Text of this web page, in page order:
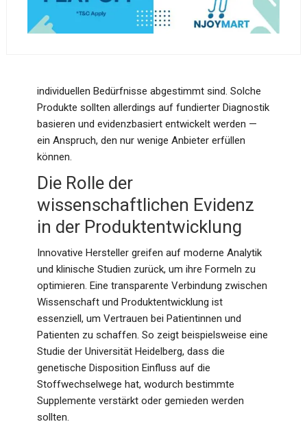
von naturheilkundlichen Verfahren maßgeblich
beeinflussen können.
individuellen Bedürfnisse abgestimmt sind. Solche
Produkte sollten allerdings auf fundierter Diagnostik
basieren und evidenzbasiert entwickelt werden —
ein Anspruch, den nur wenige Anbieter erfüllen
können.
Die Rolle der
wissenschaftlichen Evidenz
in der Produktentwicklung
Innovative Hersteller greifen auf moderne Analytik
und klinische Studien zurück, um ihre Formeln zu
optimieren. Eine transparente Verbindung zwischen
Wissenschaft und Produktentwicklung ist
essenziell, um Vertrauen bei Patientinnen und
Patienten zu schaffen. So zeigt beispielsweise eine
Studie der Universität Heidelberg, dass die
genetische Disposition Einfluss auf die
Stoffwechselwege hat, wodurch bestimmte
Supplemente verstärkt oder gemieden werden
sollten.